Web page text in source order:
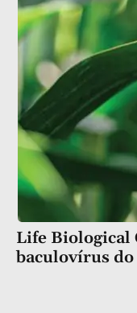
Life Biological
baculovírus